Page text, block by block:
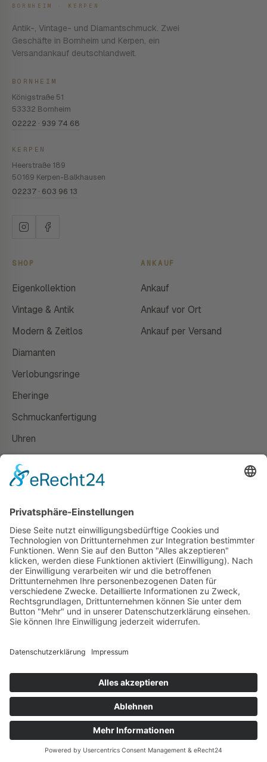
BORNHEIM · KERPEN
Antik-, Vintage- und Diamantschmuck. Zwei
Geschäfte in Bornheim und Kerpen, ein
Versandankauf deutschlandweit.
BORNHEIM
Königstraße 51
53332 Bornheim
02222 · 939 74 68
KERPEN
Heerstraße 189
50169 Kerpen-Balkhausen
02237 · 603 96 13
SHOP
Eigenkollektion
Vintage & Antik
Modern & Zeitlos
Diamanten
Verlobungsringe
Eheringe
Schmuckanfertigung
Uhren
ANKAUF
Ankauf
Ankauf vor Ort
Ankauf per Versand
Susanne Steiger
Geschäfte
Newsletter
Kontakt
© 2026 JUWELIER STEIGER
VERTRAG WIDERRUFEN
PERFORMANCE BY ·GREITMANN